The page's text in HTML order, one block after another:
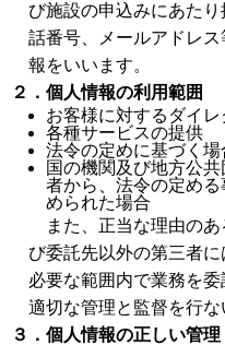
び施設の申込みにあた
話番号、メールアドレ
報をいいます。
２．個人情報の利用範囲
お客様に対するダイ
各種サービスの提供
法令の定めに基づく場
国の機関及び地方公
者から、法令の定め
められた場合
また、正当な理由の
び委託先以外の第三者に
必要な範囲内で業務を
適切な管理と監督を行な
３．個人情報の正しい管理